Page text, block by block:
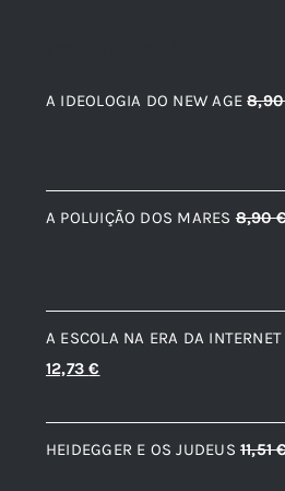
A IDEOLOGIA DO NEW AGE
A POLUIÇÃO DOS MARES 8,90
A ESCOLA NA ERA DA INTERNET
O
original
era:
12,73€
atual
é:
HEIDEGGER E OS JUDEUS 11,51